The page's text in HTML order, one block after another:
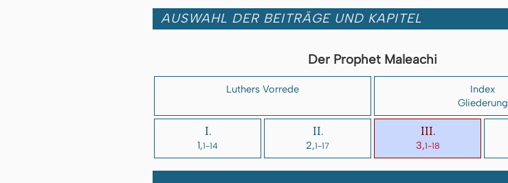
AUSWAHL DER BEITRÄGE UND KAPITEL
Der Prophet Maleachi
Luthers Vorrede
Index
Gliederung
I.
1,1-14
II.
2,1-17
III.
3,1-18